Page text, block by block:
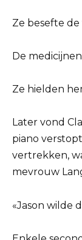
Ze besefte de
De
Ze hielden
Later vond
piano
vertrekken,
mevrouw
«Jason wilde